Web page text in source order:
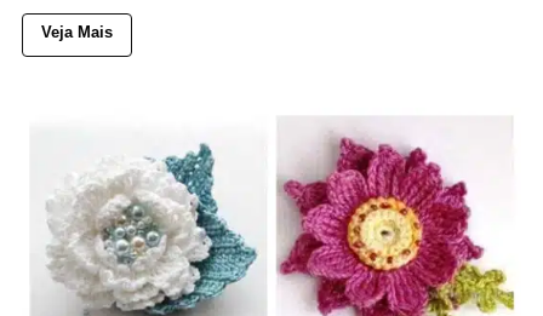
Veja Mais